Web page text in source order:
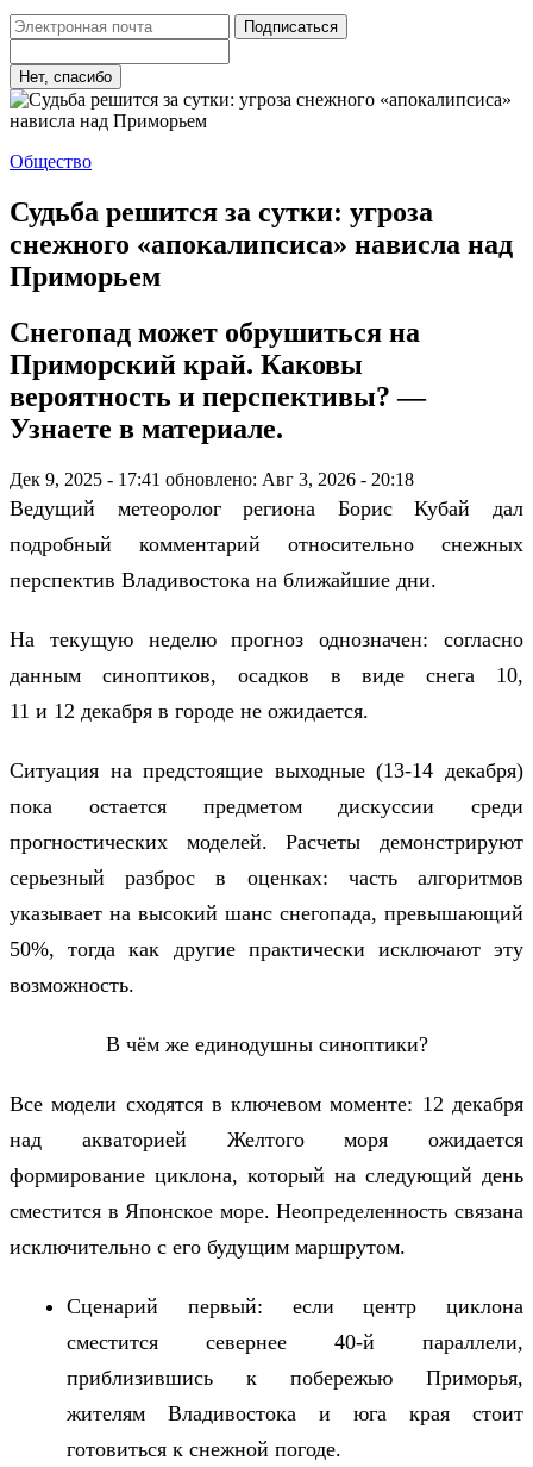
Подписаться
Нет, спасибо
Общество
Судьба решится за сутки: угроза
снежного «апокалипсиса» нависла над
Приморьем
Снегопад может обрушиться на
Приморский край. Каковы
вероятность и перспективы? —
Узнаете в материале.
Дек 9, 2025 - 17:41 обновлено: Авг 3, 2026 - 20:18
Ведущий метеоролог региона Борис Кубай дал
подробный комментарий относительно снежных
перспектив Владивостока на ближайшие дни.
На текущую неделю прогноз однозначен: согласно
данным синоптиков, осадков в виде снега 10,
11 и 12 декабря в городе не ожидается.
Ситуация на предстоящие выходные (13-14 декабря)
пока остается предметом дискуссии среди
прогностических моделей. Расчеты демонстрируют
серьезный разброс в оценках: часть алгоритмов
указывает на высокий шанс снегопада, превышающий
50%, тогда как другие практически исключают эту
возможность.
В чём же единодушны синоптики?
Все модели сходятся в ключевом моменте: 12 декабря
над акваторией Желтого моря ожидается
формирование циклона, который на следующий день
сместится в Японское море. Неопределенность связана
исключительно с его будущим маршрутом.
Сценарий первый: если центр циклона
сместится севернее 40-й параллели,
приблизившись к побережью Приморья,
жителям Владивостока и юга края стоит
готовиться к снежной погоде.